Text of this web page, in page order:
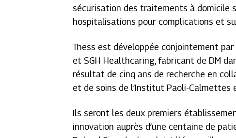
sécurisation des traitements à domicile
hospitalisations pour complications et
Thess est développée conjointement
et SGH Healthcaring, fabricant de DM
résultat de cinq ans de recherche en
et de soins de l’Institut Paoli-Calmettes
Ils seront les deux premiers
innovation auprès d’une centaine de